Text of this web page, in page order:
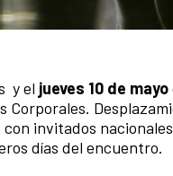
y el jueves 10 de mayo
invitados
días del encuentro.